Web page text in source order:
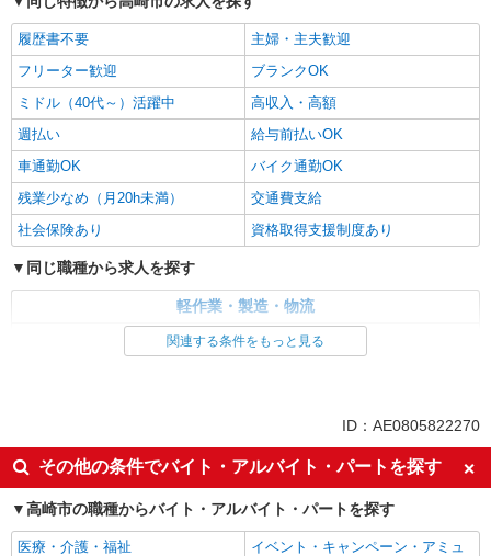
履歴書不要
主婦・主夫歓迎
フリーター歓迎
ブランクOK
ミドル（40代～）活躍中
高収入・高額
週払い
給与前払いOK
車通勤OK
バイク通勤OK
残業少なめ（月20h未満）
交通費支給
社会保険あり
資格取得支援制度あり
同じ職種から求人を探す
軽作業・製造・物流
交通費支給
社会保険あり
関連する条件をもっと見る
ID：AE0805822270
その他の条件でバイト・アルバイト・パートを探す
高崎市の職種からバイト・アルバイト・パートを探す
医療・介護・福祉
イベント・キャンペーン・アミュ